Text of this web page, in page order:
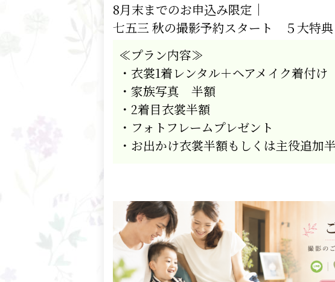
8月末までのお申込み限定｜
七五三 秋の撮影予約スタート ５大特典
≪プラン内容≫
・衣裳1着レンタル＋ヘアメイク着付
・家族写真 半額
・ 2着目衣裳半額
・フォトフレームプレゼント
・お出かけ衣裳半額もしくは主役追加